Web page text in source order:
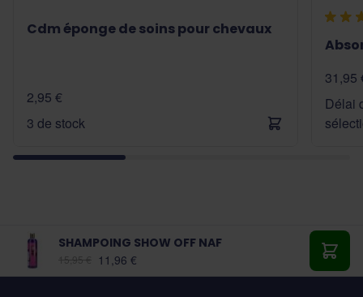
Cdm éponge de soins pour chevaux
2,95 €
3 de stock
31,95
Délai
SHAMPOING SHOW OFF NAF
À partir de:
11,96 €